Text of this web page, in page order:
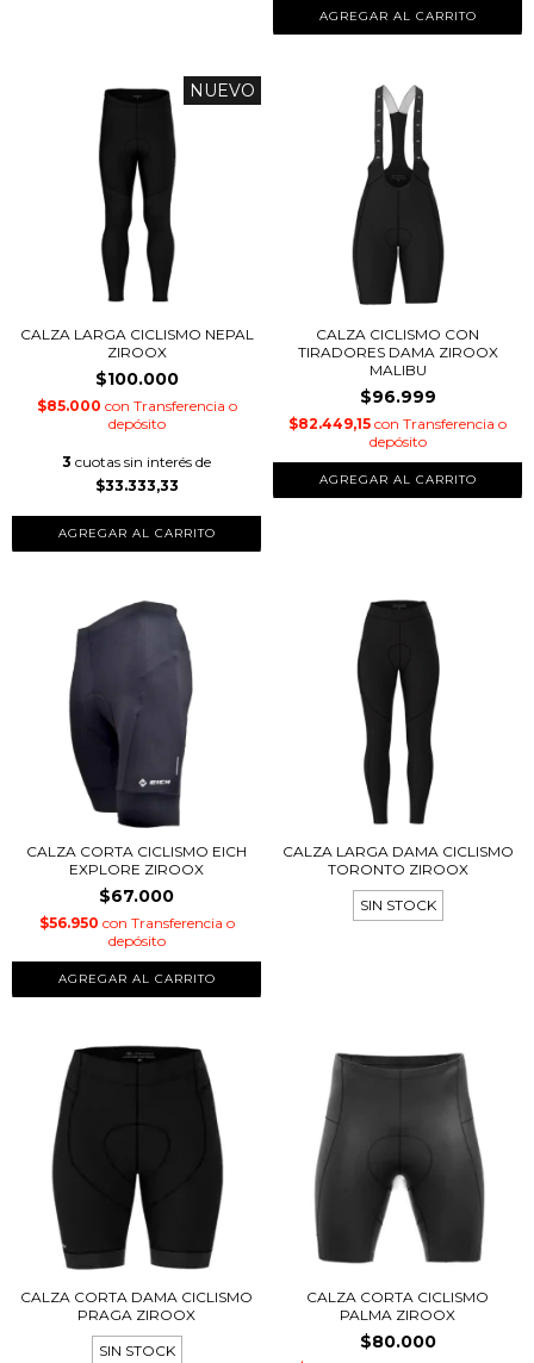
AGREGAR AL CARRITO
NUEVO
CALZA LARGA CICLISMO NEPAL
ZIROOX
$100.000
$85.000 con Transferencia o
depósito
3 cuotas sin interés de
$33.333,33
AGREGAR AL CARRITO
CALZA CICLISMO CON
TIRADORES DAMA ZIROOX
MALIBU
$96.999
$82.449,15 con Transferencia o
depósito
AGREGAR AL CARRITO
CALZA CORTA CICLISMO EICH
EXPLORE ZIROOX
$67.000
$56.950 con Transferencia o
depósito
AGREGAR AL CARRITO
CALZA LARGA DAMA CICLISMO
TORONTO ZIROOX
SIN STOCK
CALZA CORTA DAMA CICLISMO
PRAGA ZIROOX
SIN STOCK
CALZA CORTA CICLISMO
PALMA ZIROOX
$80.000